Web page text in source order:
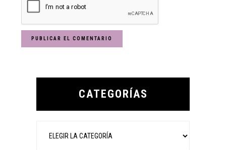
Primary
CATEGORÍAS